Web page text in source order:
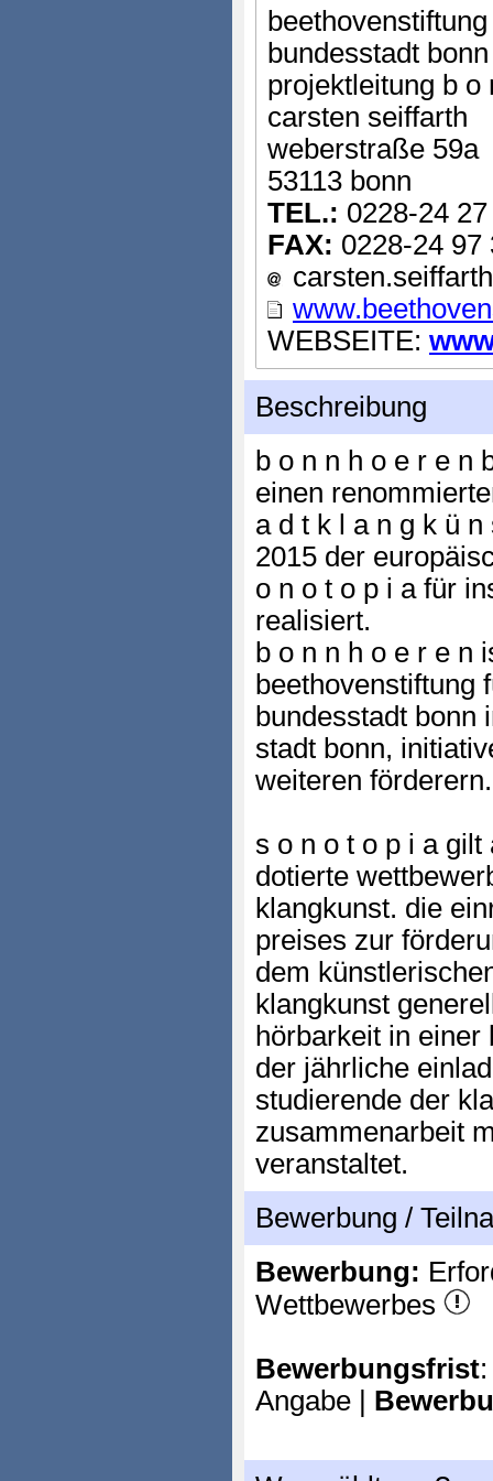
bundesstadt bonn
projektleitung b o
carsten seiffarth
weberstraße 59a
53113 bonn
TEL.: 0228-24
FAX: 0228-24 97
WEBSEITE:
Beschreibung
b o n n h o e r e n
einen
a d t k l a n g k ü
2015 der
o n o t o p i a für
realisiert.
b o n n h o e r e n
beethovenstiftung
bundesstadt bonn
stadt bonn,
weiteren förderern.
s o n o t o p i a
dotierte
klangkunst. die
preises zur
dem
klangkunst
hörbarkeit in
der jährliche
studierende der
zusammenarbeit
veranstaltet.
Bewerbung /
Bewerbung:
Wettbewerbes
Bewerbungsfrist
Angabe |